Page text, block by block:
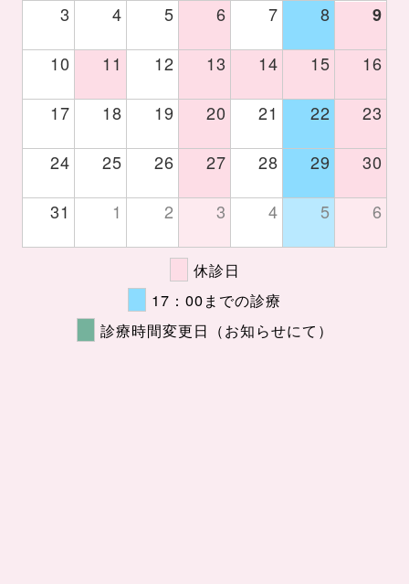
3 4 5 6 7 8 9
10 11 12 13 14 15 16
17 18 19 20 21 22 23
24 25 26 27 28 29 30
31 1 2 3 4 5 6
休診日
17：00までの診療
診療時間変更日（お知らせにて）